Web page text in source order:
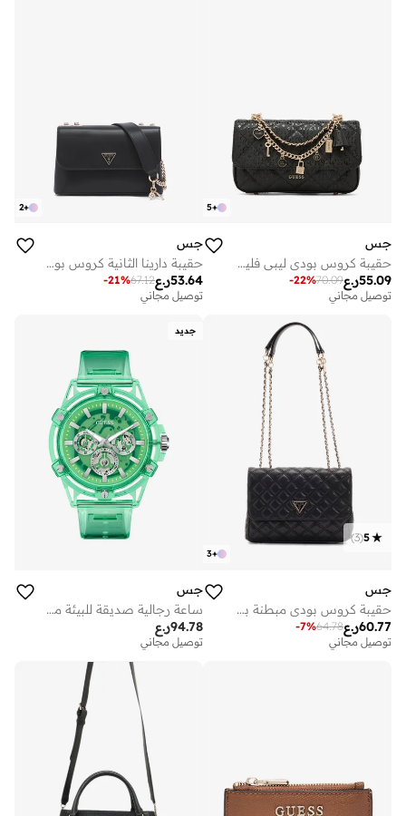
+
5
جس
حقيبة كروس بودي ليبى فليب أوفر
ر.ع55.09
70.09
-22%
توصيل مجاني
+
2
جس
حقيبة دارينا الثانية كروس بودي
ر.ع53.64
67.12
-21%
توصيل مجاني
+
3
5
(
3
)
جس
حقيبة كروس بودي مبطنة بشعار جيولي
ر.ع60.77
64.78
-7%
توصيل مجاني
جديد
جس
ساعة رجالية صديقة للبيئة متعددة الوظائف باللون الأخضر
ر.ع94.78
توصيل مجاني